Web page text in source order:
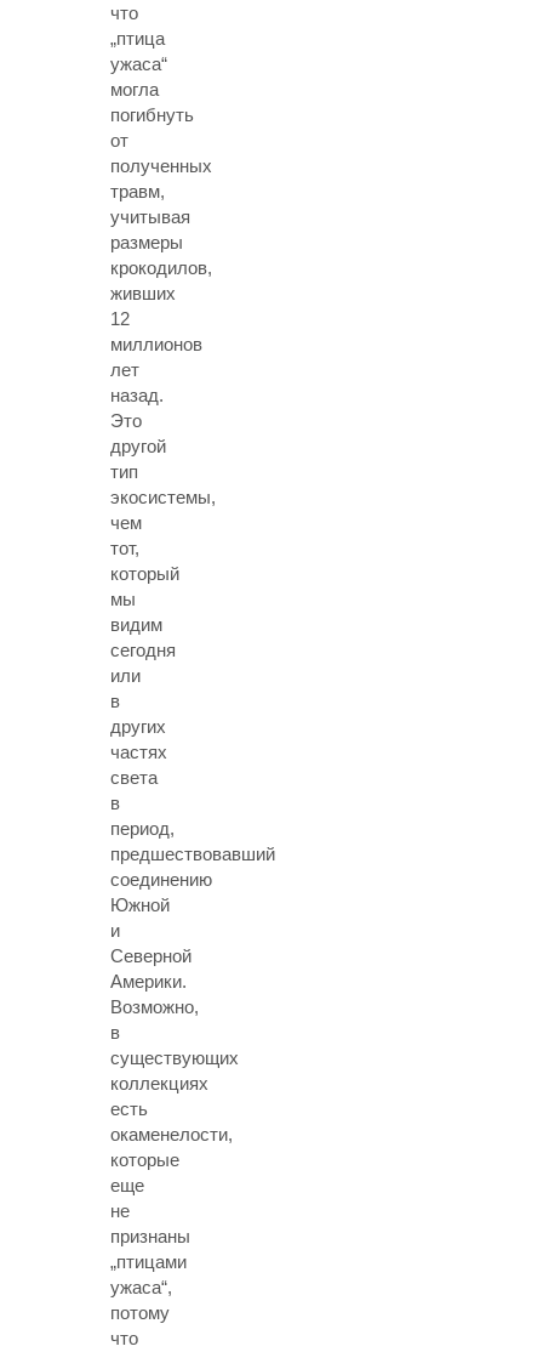
что
„птица
ужаса“
могла
погибнуть
от
полученных
травм,
учитывая
размеры
крокодилов,
живших
12
миллионов
лет
назад.
Это
другой
тип
экосистемы,
чем
тот,
который
мы
видим
сегодня
или
в
других
частях
света
в
период,
предшествовавший
соединению
Южной
и
Северной
Америки.
Возможно,
в
существующих
коллекциях
есть
окаменелости,
которые
еще
не
признаны
„птицами
ужаса“,
потому
что